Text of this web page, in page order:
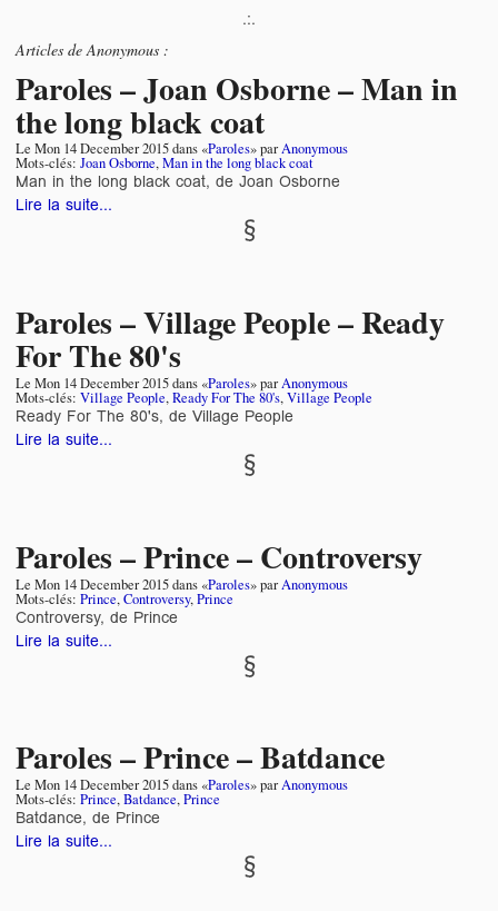
.:.
Articles deAnonymous :
Paroles – Joan Osborne – Man in
the long black coat
Le Mon 14 December 2015dans «Paroles» parAnonymous
Mots-clés: Joan Osborne,Man in the long black coat
Man in the long black coat, de Joan Osborne
Lire la suite...
Paroles – Village People – Ready
For The 80's
Le Mon 14 December 2015dans «Paroles» parAnonymous
Mots-clés: Village People,Ready For The 80's,Village People
Ready For The 80's, de Village People
Lire la suite...
Paroles – Prince – Controversy
Le Mon 14 December 2015dans «Paroles» parAnonymous
Mots-clés: Prince,Controversy,Prince
Controversy, de Prince
Lire la suite...
Paroles – Prince – Batdance
Le Mon 14 December 2015dans «Paroles» parAnonymous
Mots-clés: Prince,Batdance,Prince
Batdance, de Prince
Lire la suite...